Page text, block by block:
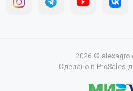
2026 ©
Сделано в ProSales